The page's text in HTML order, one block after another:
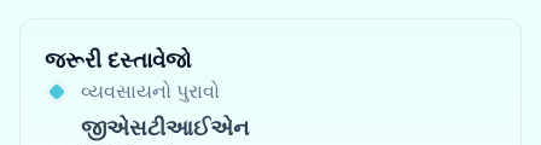
જરૂરી દસ્તાવેજો
વ્યવસાયનો પુરાવો
જીએસટીઆઈએન